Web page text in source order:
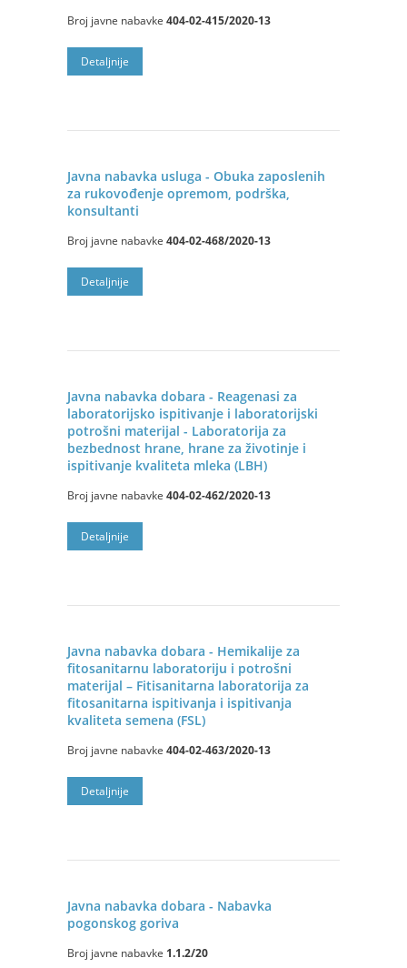
Broj javne nabavke 404-02-415/2020-13
Detaljnije
Javna nabavka usluga - Obuka zaposlenih
za rukovođenje opremom, podrška,
konsultanti
Broj javne nabavke 404-02-468/2020-13
Detalјnije
Javna nabavka dobara - Reagenasi za
laboratorijsko ispitivanje i laboratorijski
potrošni materijal - Laboratorija za
bezbednost hrane, hrane za životinje i
ispitivanje kvaliteta mleka (LBH)
Broj javne nabavke 404-02-462/2020-13
Detalјnije
Javna nabavka dobara - Hemikalije za
fitosanitarnu laboratoriju i potrošni
materijal – Fitisanitarna laboratorija za
fitosanitarna ispitivanja i ispitivanja
kvaliteta semena (FSL)
Broj javne nabavke 404-02-463/2020-13
Detalјnije
Javna nabavka dobara - Nabavka
pogonskog goriva
Broj javne nabavke 1.1.2/20